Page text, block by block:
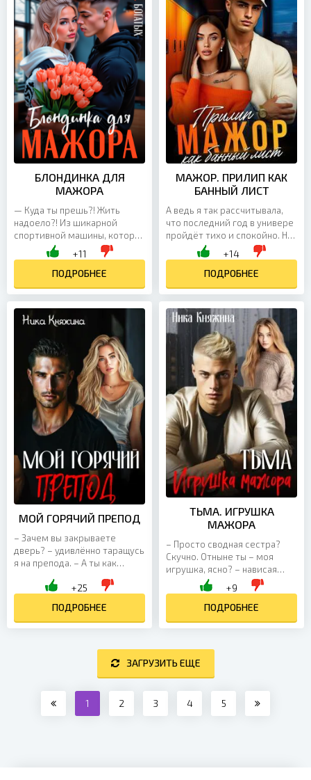
БЛОНДИНКА ДЛЯ
МАЖОРА
— Куда ты прешь?! Жить
надоело?! Из шикарной
спортивной машины, которая
только что облила меня с ног
до головы грязью,
выскакивает мажор -
высокий...
+11
ПОДРОБНЕЕ
МАЖОР. ПРИЛИП КАК
БАННЫЙ ЛИСТ
А ведь я так рассчитывала,
что последний год в универе
пройдёт тихо и спокойно. Но
нет. Святослав Гордеев!
Единственный, кто
покушается на мою...
+14
ПОДРОБНЕЕ
МОЙ ГОРЯЧИЙ ПРЕПОД
– Зачем вы закрываете
дверь? – удивлённо таращусь
я на препода. – А ты как
вроде бы уже, – хмыкает
+25
ПОДРОБНЕЕ
ТЬМА. ИГРУШКА
МАЖОРА
– Просто сводная сестра?
Скучно. Отныне ты – моя
игрушка, ясно? – нависая
надо мной, заявляет мажор.
– Рабство уже давно
отменили. Кажется, у тебя...
+9
ПОДРОБНЕЕ
ЗАГРУЗИТЬ ЕЩЕ
1 2 3 4 5